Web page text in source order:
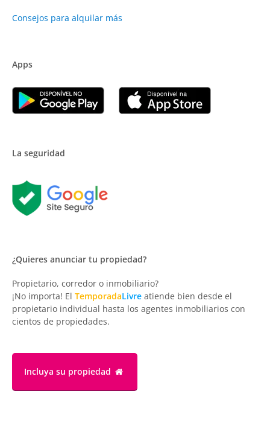
Consejos para alquilar más
Apps
La seguridad
¿Quieres anunciar tu propiedad?
Propietario, corredor o inmobiliario?
¡No importa! El TemporadaLivre atiende bien desde el
propietario individual hasta los agentes inmobiliarios con
cientos de propiedades.
Incluya su propiedad